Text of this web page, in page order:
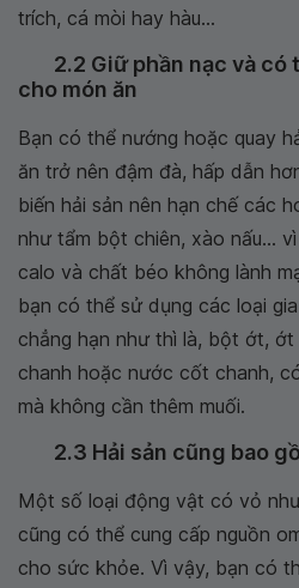
trích, cá mòi hay hàu...
2.2 Giữ phần nạc và
cho món ăn
Bạn có thể nướng hoặc quay
ăn trở nên đậm đà, hấp dẫn
biến hải sản nên hạn chế các
như tẩm bột chiên, xào nấu...
calo và chất béo không lành
bạn có thể sử dụng các loại
chẳng hạn như thì là, bột ớt,
chanh hoặc nước cốt chanh,
mà không cần thêm muối.
2.3 Hải sản cũng bao
Một số loại động vật có vỏ
cũng có thể cung cấp nguồn
cho sức khỏe. Vì vậy, bạn có